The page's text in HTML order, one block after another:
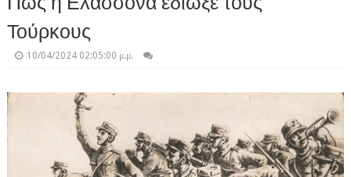
Τούρκους
10/04/2024 02:05:00 μ.μ.